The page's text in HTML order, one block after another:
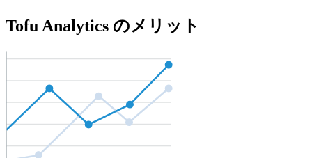
Tofu Analytics のメリット